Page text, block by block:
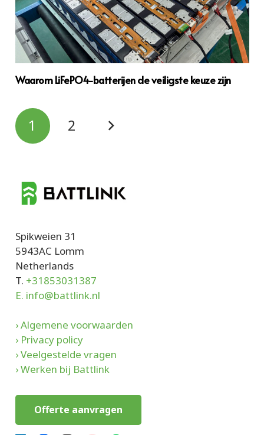
Waarom LiFePO4-batterijen de veiligste keuze zijn
1 2
Spikweien 31
5943AC Lomm
Netherlands
T. +31853031387
E. info@battlink.nl
› Algemene voorwaarden
› Privacy policy
› Veelgestelde vragen
› Werken bij Battlink
Offerte aanvragen